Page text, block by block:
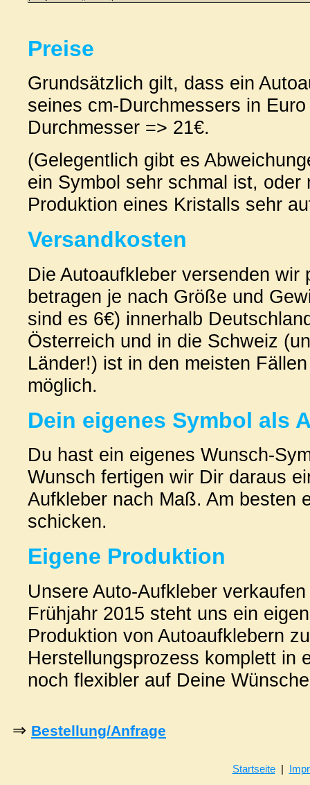
Preise
Grundsätzlich gilt, dass ein
seines cm-Durchmessers in
Durchmesser => 21€.
(Gelegentlich gibt es
ein Symbol sehr schmal ist, oder
Produktion eines Kristalls sehr
Versandkosten
Die Autoaufkleber versenden
betragen je nach Größe und
sind es 6€) innerhalb
Österreich und in die Schweiz
Länder!) ist in den meisten
möglich.
Dein eigenes Symbol als
Du hast ein eigenes Wunsch-
Wunsch fertigen wir Dir daraus
Aufkleber nach Maß. Am besten
schicken.
Eigene Produktion
Unsere Auto-Aufkleber
Frühjahr 2015 steht uns ein
Produktion von Autoaufklebern
Herstellungsprozess komplett in
noch flexibler auf Deine
⇒ Bestellung/Anfrage
Startseite|